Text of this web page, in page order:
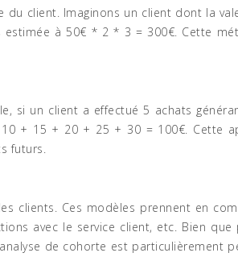
du client. Imaginons un client dont la
à 50€ * 2 * 3 = 300€. Cette
si un client a effectué 5 achats
+ 15 + 20 + 25 + 30 = 100€. Cette
futurs.
clients. Ces modèles prennent en
avec le service client, etc. Bien
de cohorte est particulièrement